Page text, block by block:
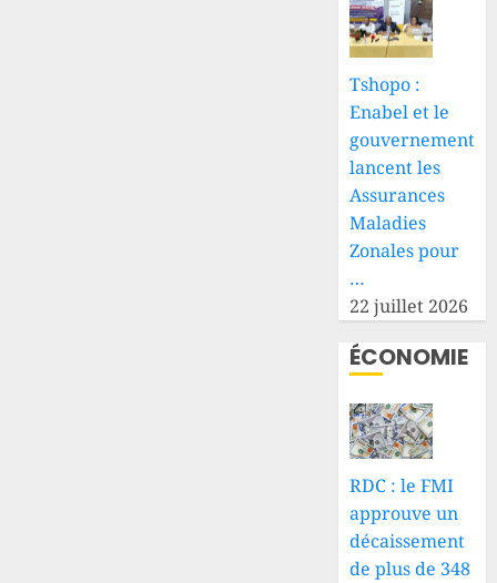
Tshopo :
Enabel et le
gouvernement
lancent les
Assurances
Maladies
Zonales pour
…
22 juillet 2026
ÉCONOMIE
RDC : le FMI
approuve un
décaissement
de plus de 348